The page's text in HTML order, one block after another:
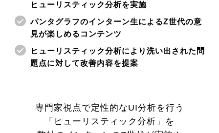
ヒューリスティック分析を実施
パンタグラフのインターン生によるZ世代の意
見が楽しめるコンテンツ
ヒューリスティック分析により洗い出された問
題点に対して改善内容を提案
専門家視点で定性的なUI分析を行う
「ヒューリスティック分析」を